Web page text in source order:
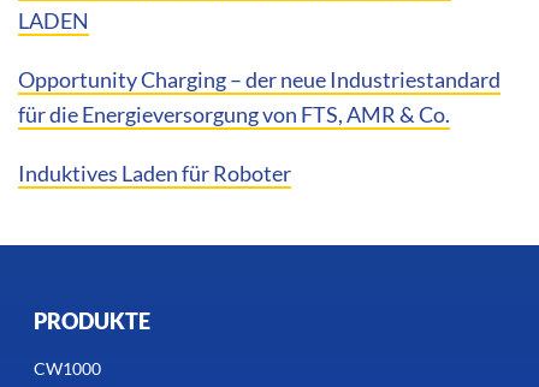
LADEN
Opportunity Charging – der neue Industriestandard
für die Energieversorgung von FTS, AMR & Co.
Induktives Laden für Roboter
PRODUKTE
CW1000